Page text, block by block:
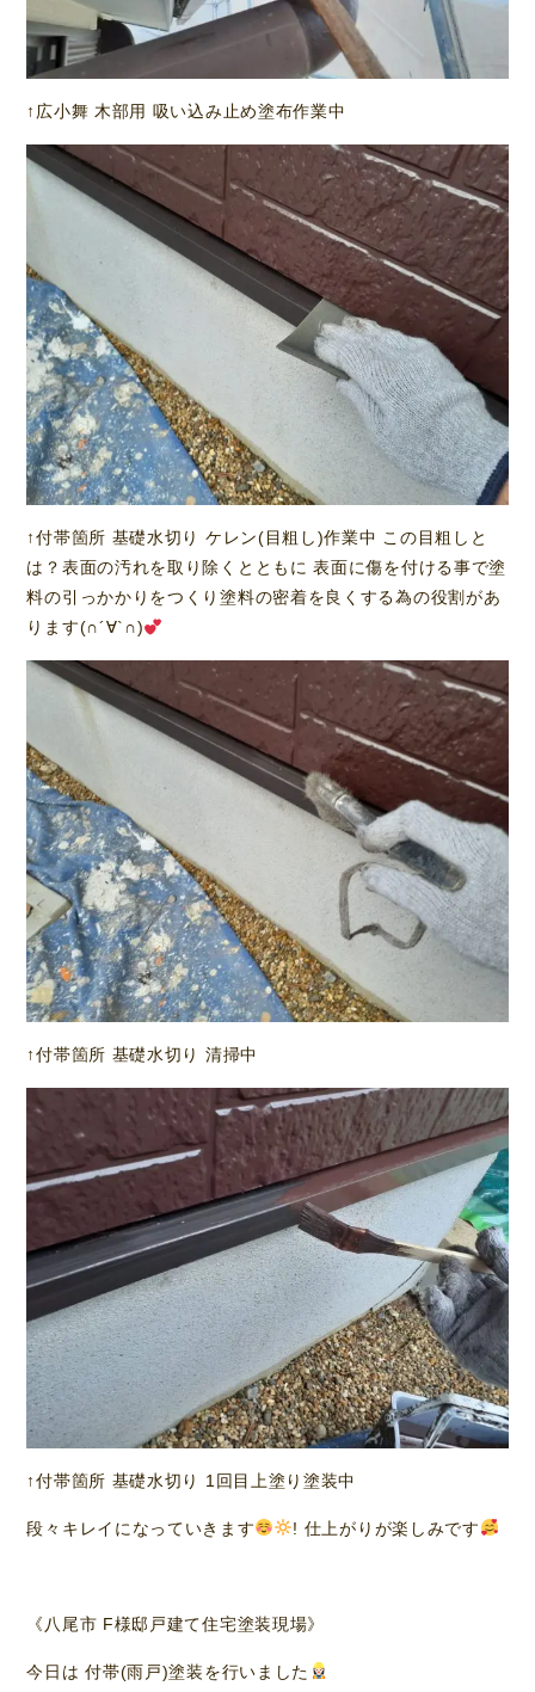
↑広小舞 木部用 吸い込み止め塗布作業中
↑付帯箇所 基礎水切り ケレン(目粗し)作業中 この目粗しと
は？表面の汚れを取り除くとともに 表面に傷を付ける事で塗
料の引っかかりをつくり塗料の密着を良くする為の役割があ
ります(∩´∀`∩)
↑付帯箇所 基礎水切り 清掃中
↑付帯箇所 基礎水切り 1回目上塗り塗装中
段々キレイになっていきます ! 仕上がりが楽しみです
《八尾市 F様邸戸建て住宅塗装現場》
今日は 付帯(雨戸)塗装を行いました